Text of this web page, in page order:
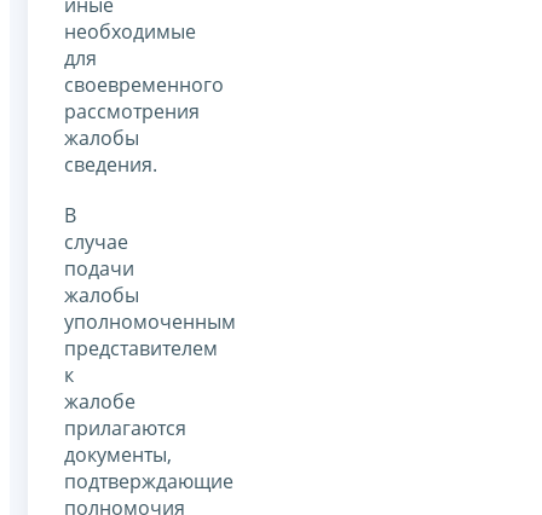
необходимые
для
своевременного
рассмотрения
жалобы
сведения.
В
случае
подачи
жалобы
уполномоченным
представителем
к
жалобе
прилагаются
документы,
подтверждающие
полномочия